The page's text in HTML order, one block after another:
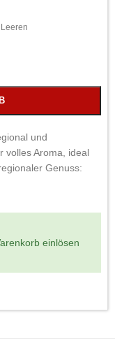
Leeren
und
volles Aroma, ideal
Genuss:
einlösen